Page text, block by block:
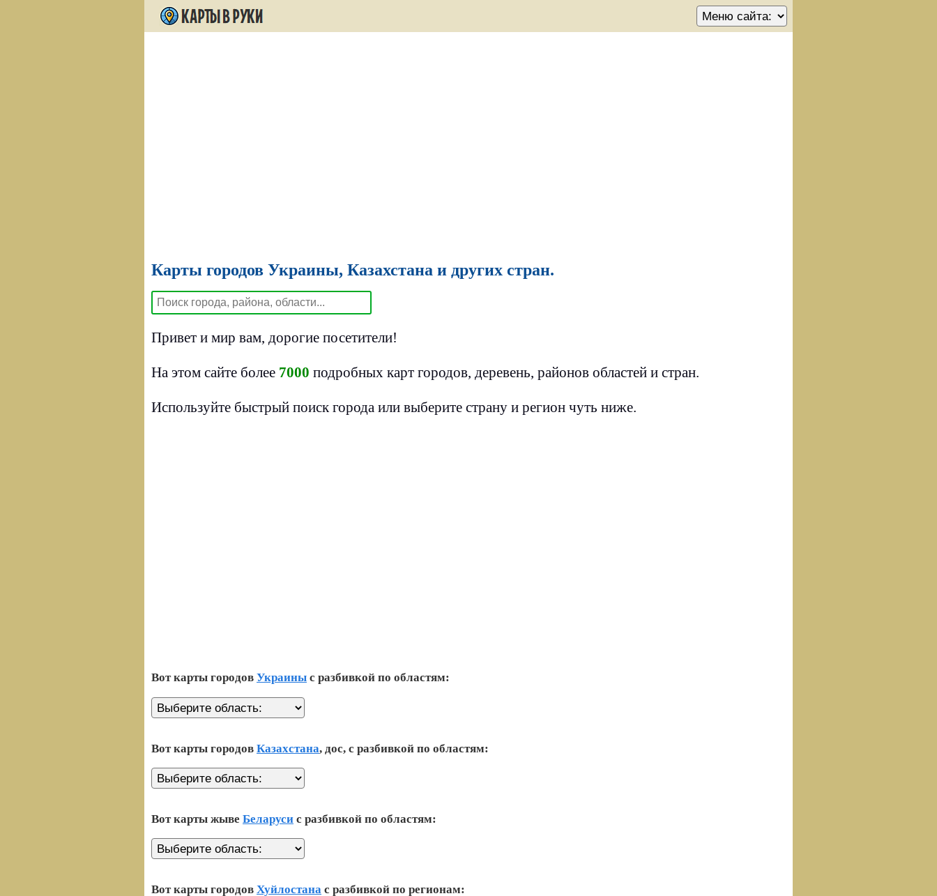
Карты городов Украины, Казахстана и других стран.
Привет и мир вам, дорогие посетители!
На этом сайте более 7000 подробных карт городов, деревень, районов областей и стран.
Используйте быстрый поиск города или выберите страну и регион чуть ниже.
Вот карты городов Украины с разбивкой по областям:
Вот карты городов Казахстана, дос, с разбивкой по областям:
Вот карты жыве Беларуси с разбивкой по областям:
Вот карты городов Хуйлостана с разбивкой по регионам: